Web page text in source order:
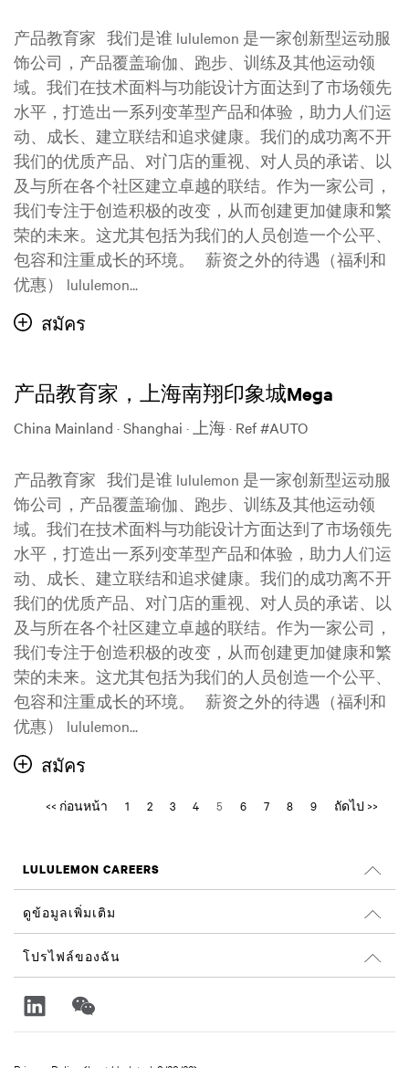
产品教育家 我们是谁 lululemon 是一家创新型运动服
饰公司，产品覆盖瑜伽、跑步、训练及其他运动领
域。我们在技术面料与功能设计方面达到了市场领先
水平，打造出一系列变革型产品和体验，助力人们运
动、成长、建立联结和追求健康。我们的成功离不开
我们的优质产品、对门店的重视、对人员的承诺、以
及与所在各个社区建立卓越的联结。作为一家公司，
我们专注于创造积极的改变，从而创建更加健康和繁
荣的未来。这尤其包括为我们的人员创造一个公平、
包容和注重成长的环境。 薪资之外的待遇（福利和
优惠） lululemon...
สมัคร
产品教育家，上海南翔印象城Mega
China Mainland · Shanghai · 上海· Ref #AUTO
产品教育家 我们是谁 lululemon 是一家创新型运动服
饰公司，产品覆盖瑜伽、跑步、训练及其他运动领
域。我们在技术面料与功能设计方面达到了市场领先
水平，打造出一系列变革型产品和体验，助力人们运
动、成长、建立联结和追求健康。我们的成功离不开
我们的优质产品、对门店的重视、对人员的承诺、以
及与所在各个社区建立卓越的联结。作为一家公司，
我们专注于创造积极的改变，从而创建更加健康和繁
荣的未来。这尤其包括为我们的人员创造一个公平、
包容和注重成长的环境。 薪资之外的待遇（福利和
优惠） lululemon...
สมัคร
<< ก่อนหน้า 1 2 3 4 5 6 7 8 9 ถัดไป >>
LULULEMON CAREERS
ตำแหน่งงาน
ค้นหางาน
ดูข้อมูลเพิ่มเติม
รีวิวจาก Glassdoor
ความยั่งยืนและผลลัพธ์ทางสังคม
lululemon.com
โปรไฟล์ของฉัน